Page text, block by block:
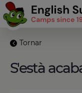
Tornar
S'està